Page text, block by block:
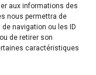
aux informations des
nous permettra de
navigation ou les ID
de retirer son
caractéristiques